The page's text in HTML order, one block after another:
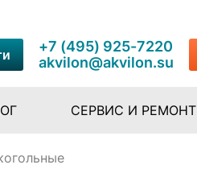
+7 (495) 925-7220
akvilon@akvilon.su
СЕРВИС И РЕМОНТ